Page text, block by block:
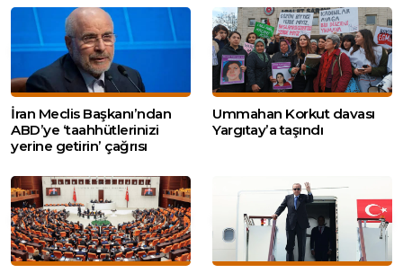
İran Meclis Başkanı’ndan
ABD’ye ‘taahhütlerinizi
yerine getirin’ çağrısı
Ummahan Korkut davası
Yargıtay’a taşındı